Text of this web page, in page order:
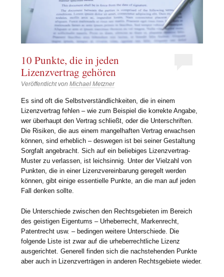
10 Punkte, die in jeden
Lizenzvertrag gehören
Veröffentlicht vonMichael Metzner
Es sind oft die Selbstverständlichkeiten, die in einem
Lizenzvertrag fehlen – wie zum Beispiel die korrekte Angabe,
wer überhaupt den Vertrag schließt, oder die Unterschriften.
Die Risiken, die aus einem mangelhaften Vertrag erwachsen
können, sind erheblich – deswegen ist bei seiner Gestaltung
Sorgfalt angebracht. Sich auf ein beliebiges Lizenzvertrag-
Muster zu verlassen, ist leichsinnig. Unter der Vielzahl von
Punkten, die in einer Lizenzvereinbarung geregelt werden
können, gibt einige essentielle Punkte, an die man auf jeden
Fall denken sollte.
Die Unterschiede zwischen den Rechtsgebieten im Bereich
des geistigen Eigentums – Urheberrecht, Markenrecht,
Patentrecht usw. – bedingen weitere Unterschiede. Die
folgende Liste ist zwar auf die urheberrechtliche Lizenz
ausgerichtet. Generell finden sich die nachstehenden Punkte
aber auch in Lizenzverträgen in anderen Rechtsgebiete wieder.